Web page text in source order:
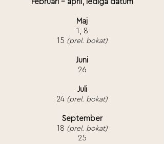
Februari - april, lediga datum
Maj
1, 8
15 (prel. bokat)
Juni
26
Juli
24 (prel. bokat)
September
18 (prel. bokat)
25